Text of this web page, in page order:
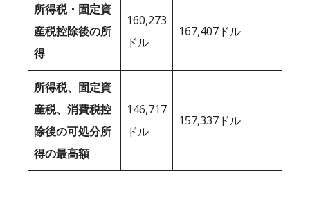
所得税・固定資
産税控除後の所
得
160,273
ドル
167,407ドル
所得税、固定資
産税、消費税控
除後の可処分所
得の最高額
146,717
ドル
157,337ドル